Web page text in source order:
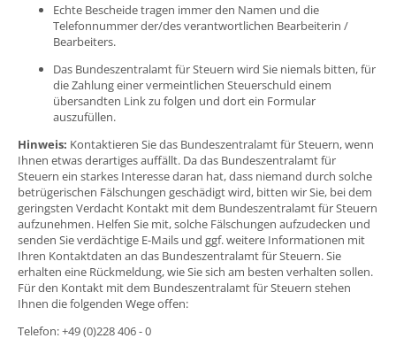
Echte Bescheide tragen immer den Namen und die
Telefonnummer der/des verantwortlichen Bearbeiterin /
Bearbeiters.
Das Bundeszentralamt für Steuern wird Sie niemals bitten, für
die Zahlung einer vermeintlichen Steuerschuld einem
übersandten Link zu folgen und dort ein Formular
auszufüllen.
Hinweis: Kontaktieren Sie das Bundeszentralamt für Steuern, wenn
Ihnen etwas derartiges auffällt. Da das Bundeszentralamt für
Steuern ein starkes Interesse daran hat, dass niemand durch solche
betrügerischen Fälschungen geschädigt wird, bitten wir Sie, bei dem
geringsten Verdacht Kontakt mit dem Bundeszentralamt für Steuern
aufzunehmen. Helfen Sie mit, solche Fälschungen aufzudecken und
senden Sie verdächtige E-Mails und ggf. weitere Informationen mit
Ihren Kontaktdaten an das Bundeszentralamt für Steuern. Sie
erhalten eine Rückmeldung, wie Sie sich am besten verhalten sollen.
Für den Kontakt mit dem Bundeszentralamt für Steuern stehen
Ihnen die folgenden Wege offen:
Telefon: +49 (0)228 406 - 0